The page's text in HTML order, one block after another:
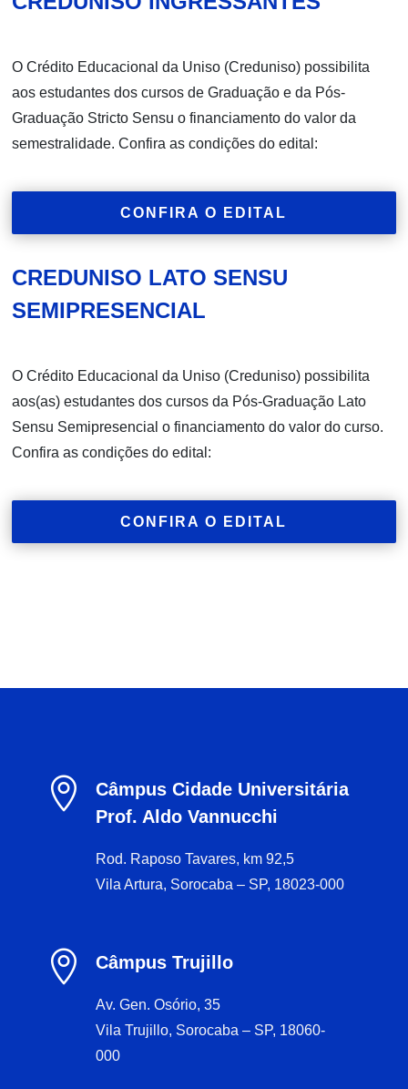
O Crédito Educacional da Uniso (Creduniso) possibilita
aos estudantes dos cursos de Graduação e da Pós-
Graduação Stricto Sensu o financiamento do valor da
semestralidade. Confira as condições do edital:
CONFIRA O EDITAL
CREDUNISO LATO SENSU
SEMIPRESENCIAL
O Crédito Educacional da Uniso (Creduniso) possibilita
aos(as) estudantes dos cursos da Pós-Graduação Lato
Sensu Semipresencial o financiamento do valor do curso.
Confira as condições do edital:
CONFIRA O EDITAL

Câmpus Cidade Universitária
Prof. Aldo Vannucchi
Rod. Raposo Tavares, km 92,5
Vila Artura, Sorocaba – SP, 18023-000
 Câmpus Trujillo
Av. Gen. Osório, 35
Vila Trujillo, Sorocaba – SP, 18060-
000